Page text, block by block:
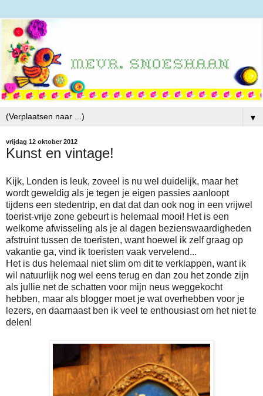
▼
vrijdag 12 oktober 2012
Kunst en vintage!
Kijk, Londen is leuk, zoveel is nu wel duidelijk, maar het
wordt geweldig als je tegen je eigen passies aanloopt
tijdens een stedentrip, en dat dat dan ook nog in een vrijwel
toerist-vrije zone gebeurt is helemaal mooi! Het is een
welkome afwisseling als je al dagen bezienswaardigheden
afstruint tussen de toeristen, want hoewel ik zelf graag op
vakantie ga, vind ik toeristen vaak vervelend...
Het is dus helemaal niet slim om dit te verklappen, want ik
wil natuurlijk nog wel eens terug en dan zou het zonde zijn
als jullie net de schatten voor mijn neus weggekocht
hebben, maar als blogger moet je wat overhebben voor je
lezers, en daarnaast ben ik veel te enthousiast om het niet te
delen!